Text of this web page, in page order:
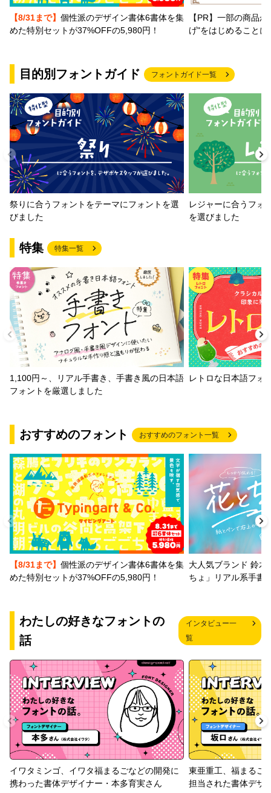
【8/31まで】 個性派のデザイン書体6書体を集
めた特別セットが37%OFFの5,980円！
【PR】一部の商品
げ"をはじめること
目的別フォントガイド フォントガイド一覧
祭りに合うフォントをテーマにフォントを選
びました
レジャーに合うフォ
を選びました
特集 特集一覧
1,100円～、リアル手書き、手書き風の日本語
フォントを厳選しました
レトロな日本語フォ
おすすめのフォント おすすめのフォント一覧
【8/31まで】 個性派のデザイン書体6書体を集
めた特別セットが37%OFFの5,980円！
大人気ブランド 鈴木
ちょ」リアル系手書
わたしの好きなフォントの
話
インタビュー一
覧
イワタミンゴ、イワタ福まるごなどの開発に
携わった書体デザイナー・本多育実さん
東亜重工、福まるご
担当された書体デザ